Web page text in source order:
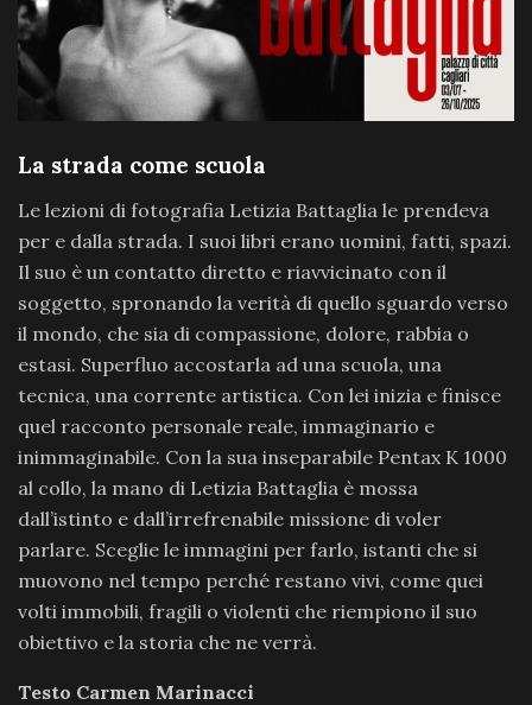
La strada come scuola
Le lezioni di fotografia Letizia Battaglia le prendeva
per e dalla strada. I suoi libri erano uomini, fatti, spazi.
Il suo è un contatto diretto e riavvicinato con il
soggetto, spronando la verità di quello sguardo verso
il mondo, che sia di compassione, dolore, rabbia o
estasi. Superfluo accostarla ad una scuola, una
tecnica, una corrente artistica. Con lei inizia e finisce
quel racconto personale reale, immaginario e
inimmaginabile. Con la sua inseparabile Pentax K 1000
al collo, la mano di Letizia Battaglia è mossa
dall’istinto e dall’irrefrenabile missione di voler
parlare. Sceglie le immagini per farlo, istanti che si
muovono nel tempo perché restano vivi, come quei
volti immobili, fragili o violenti che riempiono il suo
obiettivo e la storia che ne verrà.
Testo Carmen Marinacci